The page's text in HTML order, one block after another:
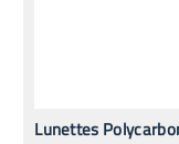
Lunettes